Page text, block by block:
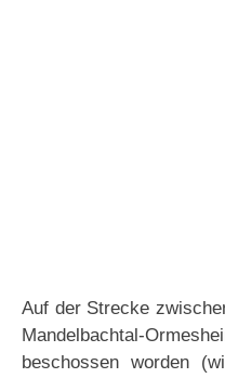
Auf der Strecke
Mandelbachtal-
beschossen worden